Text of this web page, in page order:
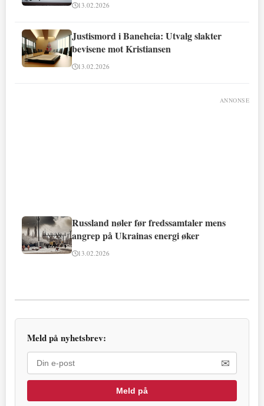
13.02.2026
Justismord i Baneheia: Utvalg slakter
bevisene mot Kristiansen
13.02.2026
ANNONSE
Russland nøler før fredssamtaler mens
angrep på Ukrainas energi øker
13.02.2026
Meld på nyhetsbrev:
✉
Meld på